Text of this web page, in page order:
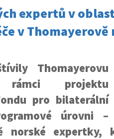
expertů v
v Thomayerově
Thomayerovu
projektu
pro bilaterální
úrovni –
norské expertky,